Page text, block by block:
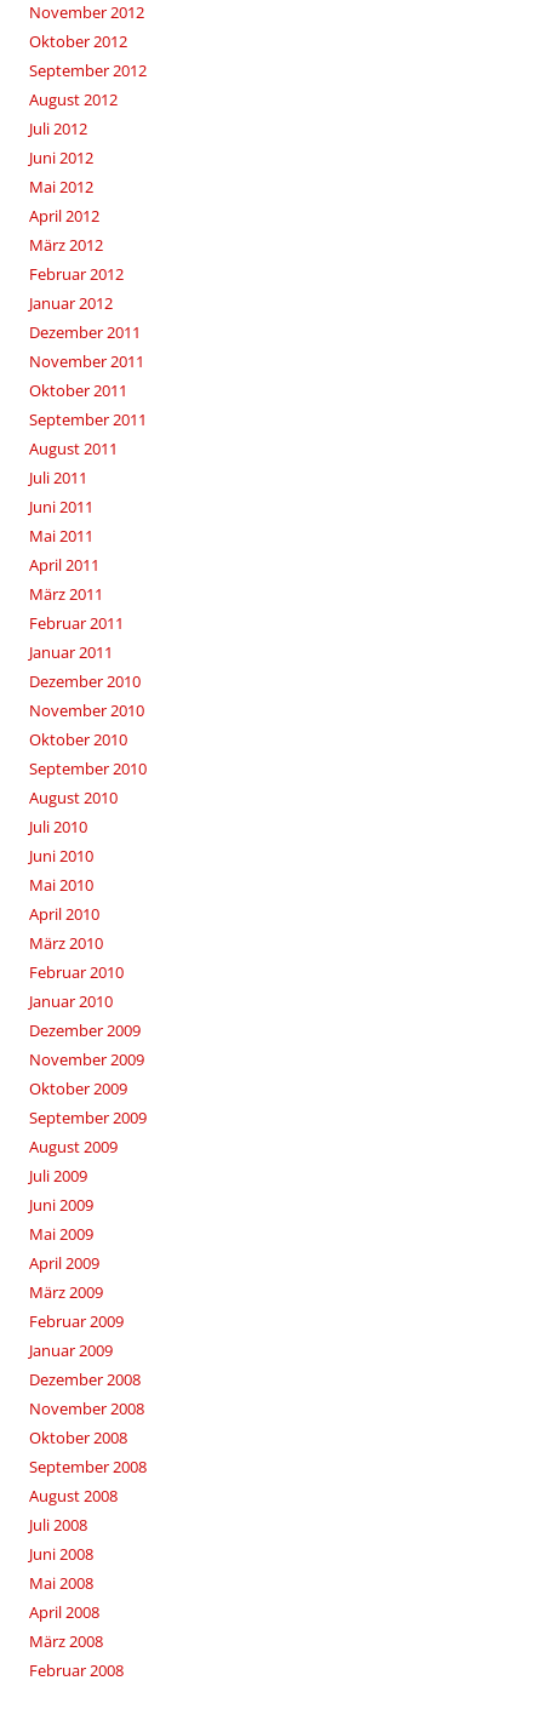
November 2012
Oktober 2012
September 2012
August 2012
Juli 2012
Juni 2012
Mai 2012
April 2012
März 2012
Februar 2012
Januar 2012
Dezember 2011
November 2011
Oktober 2011
September 2011
August 2011
Juli 2011
Juni 2011
Mai 2011
April 2011
März 2011
Februar 2011
Januar 2011
Dezember 2010
November 2010
Oktober 2010
September 2010
August 2010
Juli 2010
Juni 2010
Mai 2010
April 2010
März 2010
Februar 2010
Januar 2010
Dezember 2009
November 2009
Oktober 2009
September 2009
August 2009
Juli 2009
Juni 2009
Mai 2009
April 2009
März 2009
Februar 2009
Januar 2009
Dezember 2008
November 2008
Oktober 2008
September 2008
August 2008
Juli 2008
Juni 2008
Mai 2008
April 2008
März 2008
Februar 2008